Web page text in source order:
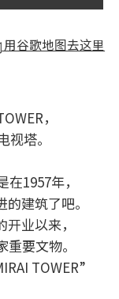
用谷歌地图去这里
，
塔。
1957年，
建筑了吧。
业以来，
要文物。
TOWER”